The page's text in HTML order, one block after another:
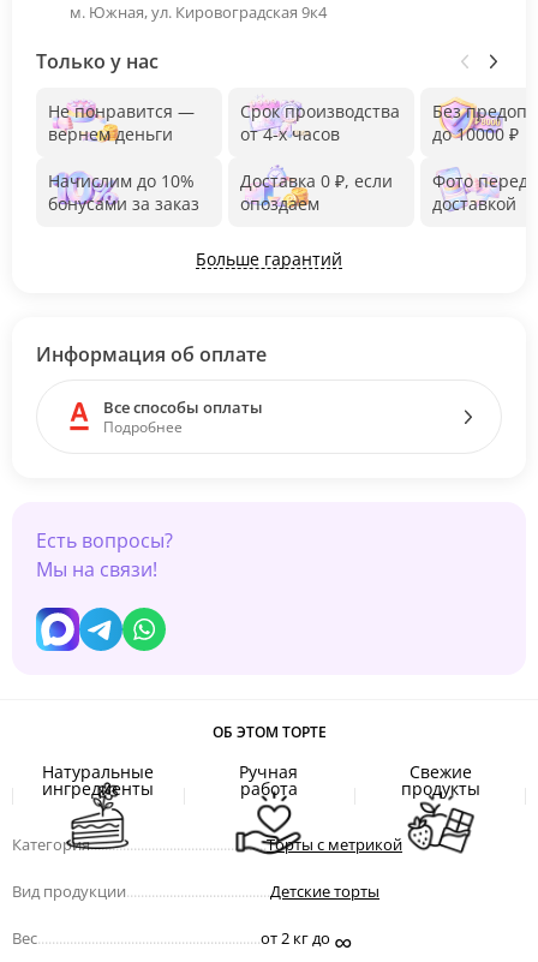
м. Южная, ул. Кировоградская 9к4
Только у нас
Не понравится —
вернем деньги
Начислим до 10%
бонусами за заказ
Срок производства
от 4-х часов
Доставка 0 ₽, если
опоздаем
Без
до 10000 ₽
Фото перед
доставкой
Больше гарантий
Информация об оплате
Все способы оплаты
Подробнее
Есть вопросы?
Мы на связи!
ОБ ЭТОМ ТОРТЕ
Натуральные
ингредиенты
Ручная
работа
Свежие
продукты
Категория.................................................Торты с метрикой
Вид продукции Детские торты
Вес от 2 кг до ∞